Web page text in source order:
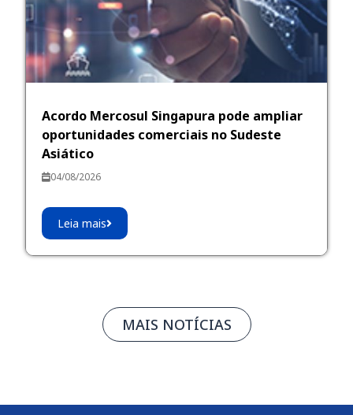
Acordo Mercosul Singapura pode ampliar
oportunidades comerciais no Sudeste
Asiático
04/08/2026
Leia mais
MAIS NOTÍCIAS